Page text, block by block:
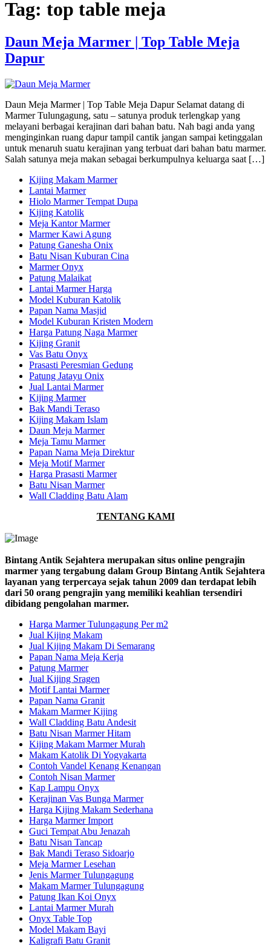
Tag: top table meja
Daun Meja Marmer | Top Table Meja
Dapur
Daun Meja Marmer | Top Table Meja Dapur Selamat datang di
Marmer Tulungagung, satu – satunya produk terlengkap yang
melayani berbagai kerajinan dari bahan batu. Nah bagi anda yang
menginginkan ruang dapur tampil cantik jangan sampai ketinggalan
untuk menaruh suatu kerajinan yang terbuat dari bahan batu marmer.
Salah satunya meja makan sebagai berkumpulnya keluarga saat […]
Kijing Makam Marmer
Lantai Marmer
Hiolo Marmer Tempat Dupa
Kijing Katolik
Meja Kantor Marmer
Marmer Kawi Agung
Patung Ganesha Onix
Batu Nisan Kuburan Cina
Marmer Onyx
Patung Malaikat
Lantai Marmer Harga
Model Kuburan Katolik
Papan Nama Masjid
Model Kuburan Kristen Modern
Harga Patung Naga Marmer
Kijing Granit
Vas Batu Onyx
Prasasti Peresmian Gedung
Patung Jatayu Onix
Jual Lantai Marmer
Kijing Marmer
Bak Mandi Teraso
Kijing Makam Islam
Daun Meja Marmer
Meja Tamu Marmer
Papan Nama Meja Direktur
Meja Motif Marmer
Harga Prasasti Marmer
Batu Nisan Marmer
Wall Cladding Batu Alam
TENTANG KAMI
Bintang Antik Sejahtera merupakan situs online pengrajin
marmer yang tergabung dalam Group Bintang Antik Sejahtera
layanan yang terpercaya sejak tahun 2009 dan terdapat lebih
dari 50 orang pengrajin yang memiliki keahlian tersendiri
dibidang pengolahan marmer.
Harga Marmer Tulungagung Per m2
Jual Kijing Makam
Jual Kijing Makam Di Semarang
Papan Nama Meja Kerja
Patung Marmer
Jual Kijing Sragen
Motif Lantai Marmer
Papan Nama Granit
Makam Marmer Kijing
Wall Cladding Batu Andesit
Batu Nisan Marmer Hitam
Kijing Makam Marmer Murah
Makam Katolik Di Yogyakarta
Contoh Vandel Kenang Kenangan
Contoh Nisan Marmer
Kap Lampu Onyx
Kerajinan Vas Bunga Marmer
Harga Kijing Makam Sederhana
Harga Marmer Import
Guci Tempat Abu Jenazah
Batu Nisan Tancap
Bak Mandi Teraso Sidoarjo
Meja Marmer Lesehan
Jenis Marmer Tulungagung
Makam Marmer Tulungagung
Patung Ikan Koi Onyx
Lantai Marmer Murah
Onyx Table Top
Model Makam Bayi
Kaligrafi Batu Granit